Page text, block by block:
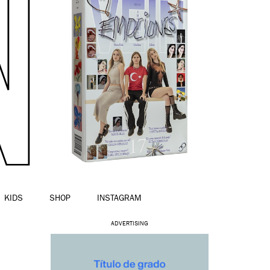
KIDS SHOP INSTAGRAM
ADVERTISING